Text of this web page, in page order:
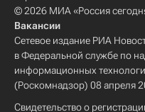
© 2026 МИА «Россия
Вакансии
Сетевое издание РИА
в Федеральной службе по
информационных
(Роскомнадзор) 08 апреля
Свидетельство о